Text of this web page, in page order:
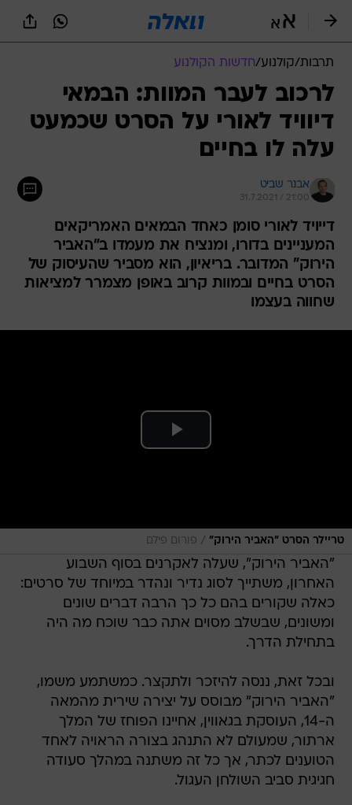
תרבות/קולנוע/חדשות הקולנוע
לרכוב לעבר המוות: הבמאי
דיוויד לאורי על הסרט שכמעט
עלה לו בחיים
אבנר שביט
31.7.2021 / 21:00
דייויד לאורי סומן כאחד הבמאים האמריקאים
המעניינים בדורו, ומנציח את מעמדו ב"האביר
הירוק" המדובר. בריאיון, הוא מסביר שהעיסוק של
הסרט בחיים ובמוות קרוב באופן מצמרר למציאות
שחווה בעצמו
טריילר הסרט "האביר הירוק" / פורום פילם
"האביר הירוק", שעלה לאקרנים בסוף השבוע
האחרון, משתייך לסוג נדיר ונהדר במיוחד של סרטים:
כאלה שקורים בהם כל כך הרבה דברים שונים
ומשונים, שבשלב מסוים אתה כבר שוכח מה היה
בתחילת הדרך.
ובכל זאת, ננסה להיזכר ולתקצר. כמשתמע משמו,
"האביר הירוק" מבוסס על יצירה שירית מהמאה
ה-14, העוסקת בגאווין, אחיינו הפוחז של המלך
ארתור, שמעולם לא התנהג בצורה הראויה לאחד
הטוענים לכתר, אך כל זה משתנה במהלך סעודה
חגיגית סביב השולחן העגול.